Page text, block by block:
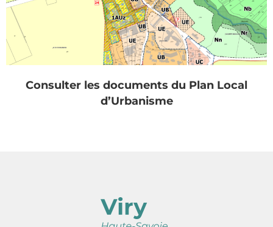
Consulter les documents du Plan Local
d’Urbanisme